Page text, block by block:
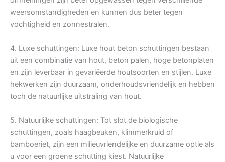
weersomstandigheden en kunnen dus beter tegen
vochtigheid en zonnestralen.
4. Luxe schuttingen: Luxe hout beton schuttingen bestaan
uit een combinatie van hout, beton palen, hoge betonplaten
en zijn leverbaar in gevariëerde houtsoorten en stijlen. Luxe
hekwerken zijn duurzaam, onderhoudsvriendelijk en hebben
toch de natuurlijke uitstraling van hout.
5. Natuurlijke schuttingen: Tot slot de biologische
schuttingen, zoals haagbeuken, klimmerkruid of
bamboeriet, zijn een milieuvriendelijke en duurzame optie als
u voor een groene schutting kiest. Natuurlijke